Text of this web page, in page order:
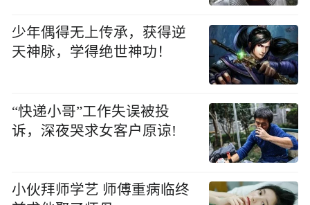
少年偶得无上传承，获得逆
天神脉，学得绝世神功！
“快递小哥”工作失误被投
诉，深夜哭求女客户原谅!
小伙拜师学艺 师傅重病临终